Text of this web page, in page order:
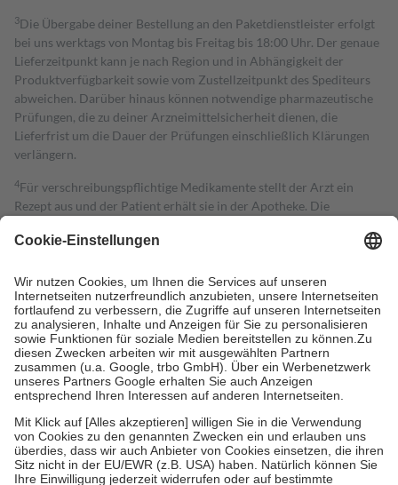
3Die Übergabe deiner Bestellung an den Paketdienstleister erfolgt
bei uns werktags von Montag bis Freitag bis 18:00 Uhr. Der genaue
Lieferzeitpunkt kann je nach Region und in Abhängigkeit der
Produktverfügbarkeit sowie vom Zustellzeitpunkt des Spediteurs
abweichen. Darüber hinaus können notwendige pharmazeutische
Prüfungen, die zu deiner Arzneimittelsicherheit dienen, die
Lieferfrist um die Dauer der Prüfungen einschließlich Klärungen
verlängern.
4Für verschreibungspflichtige Medikamente stellt der Arzt ein
Rezept aus und der Patient erhält sie in der Apotheke. Die
Kosten dafür, der Versicherte trägt einen Teil davon als Zuzahlung
Grundsätzlich leisten Mitglieder Zuzahlungen in Höhe von zehn
Prozent des Abgabepreises,mindestensjedochfünf Euround
höchstens zehn Euro.Es sind jedoch nie mehr als die tatsächlichen
Kosten der Leistung zu entrichten.
Diese Regeln gelten grundsätzlich auch für Online-Apotheken.
Bei Heilmitteln und häuslicher Krankenpflege beträgt die
Zuzahlung zehn Prozent der Kosten sowie zehn Euro je
Um das Engagement der Versicherten für ihre eigene Gesundheit zu
stärken und die besondere Stellung der Familie zu unterstützen,
fallenkeine Zuzahlungen an bei: